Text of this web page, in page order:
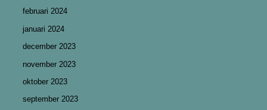
februari 2024
januari 2024
december 2023
november 2023
oktober 2023
september 2023